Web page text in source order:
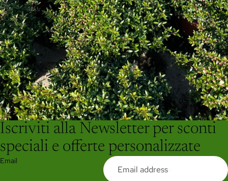
Iscriviti alla Newsletter per sconti
speciali e offerte personalizzate
Email
Refund policy
Privacy policy